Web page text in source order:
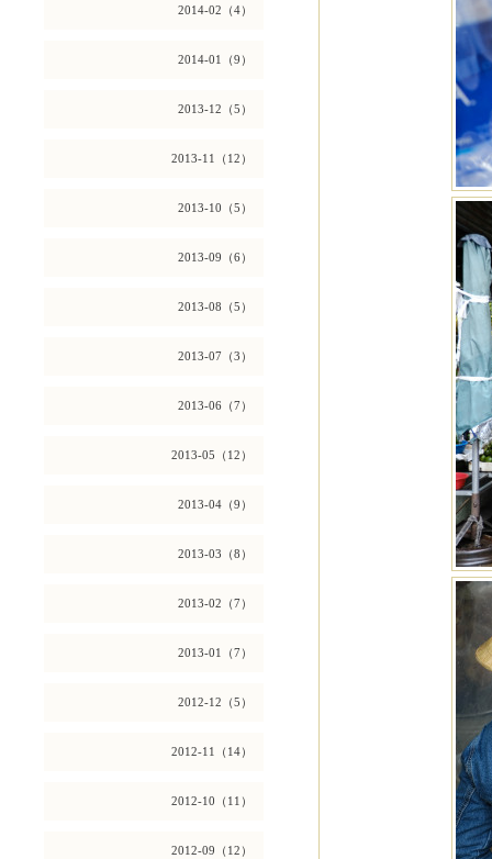
2014-02（4）
2014-01（9）
2013-12（5）
2013-11（12）
2013-10（5）
2013-09（6）
2013-08（5）
2013-07（3）
2013-06（7）
2013-05（12）
2013-04（9）
2013-03（8）
2013-02（7）
2013-01（7）
2012-12（5）
2012-11（14）
2012-10（11）
2012-09（12）